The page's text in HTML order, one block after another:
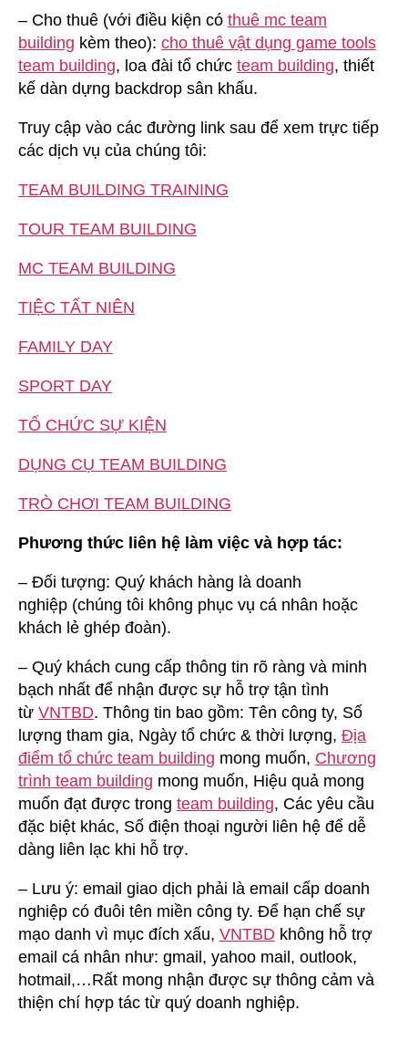
– Cho thuê (với điều kiện có thuê mc team
building kèm theo): cho thuê vật dụng game tools
team building, loa đài tổ chức team building, thiết
kế dàn dựng backdrop sân khấu.
Truy cập vào các đường link sau để xem trực tiếp
các dịch vụ của chúng tôi:
TEAM BUILDING TRAINING
TOUR TEAM BUILDING
MC TEAM BUILDING
TIỆC TẤT NIÊN
FAMILY DAY
SPORT DAY
TỔ CHỨC SỰ KIỆN
DỤNG CỤ TEAM BUILDING
TRÒ CHƠI TEAM BUILDING
Phương thức liên hệ làm việc và hợp tác:
– Đối tượng: Quý khách hàng là doanh
nghiệp (chúng tôi không phục vụ cá nhân hoặc
khách lẻ ghép đoàn).
– Quý khách cung cấp thông tin rõ ràng và minh
bạch nhất để nhận được sự hỗ trợ tận tình
từ VNTBD. Thông tin bao gồm: Tên công ty, Số
lượng tham gia, Ngày tổ chức & thời lượng, Địa
điểm tổ chức team building mong muốn, Chương
trình team building mong muốn, Hiệu quả mong
muốn đạt được trong team building, Các yêu cầu
đặc biệt khác, Số điện thoại người liên hệ để dễ
dàng liên lạc khi hỗ trợ.
– Lưu ý: email giao dịch phải là email cấp doanh
nghiệp có đuôi tên miền công ty. Để hạn chế sự
mạo danh vì mục đích xấu, VNTBD không hỗ trợ
email cá nhân như: gmail, yahoo mail, outlook,
hotmail,…Rất mong nhận được sự thông cảm và
thiện chí hợp tác từ quý doanh nghiệp.